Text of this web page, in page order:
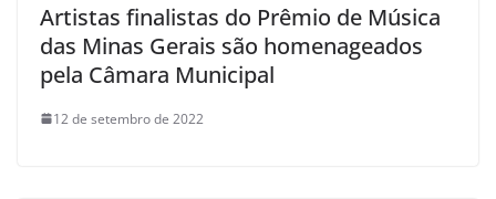
Artistas finalistas do Prêmio de Música
das Minas Gerais são homenageados
pela Câmara Municipal
12 de setembro de 2022